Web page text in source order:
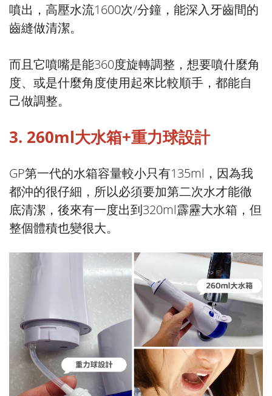
噴出，高壓水流1600次/分鐘，能深入牙齒間的
齒縫做清潔。
而且它噴嘴是能360度旋轉調整，想要噴什麼角
度、或是什麼角度使用起來比較順手，都能自
己做調整。
3. 260ml大水箱+重力球設計
GP第一代的水箱容量較小只有135ml，因為我
都沖的很仔細，所以必須要加第二次水才能徹
底清潔，後來有一度出到320ml霹靂大水箱，但
整個體積也變很大。